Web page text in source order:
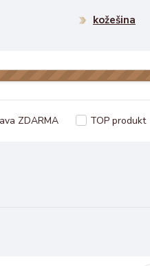
kožešina
ZDARMA TOP produkt